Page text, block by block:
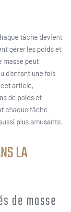
tâche devient
gérer les poids et
masse peut
d’enfant une fois
cet article,
de poids et
chaque tâche
plus amusante.
LA
de masse